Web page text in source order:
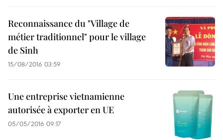
Reconnaissance du "Village de
métier traditionnel" pour le village
de Sinh
15/08/2016 03:59
Une entreprise vietnamienne
autorisée à exporter en UE
05/05/2016 09:17